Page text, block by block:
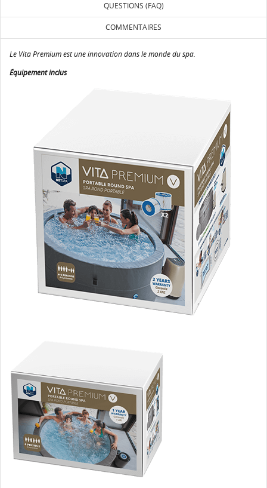
QUESTIONS (FAQ)
COMMENTAIRES
Le Vita Premium est une innovation dans le monde du spa.
Équipement inclus